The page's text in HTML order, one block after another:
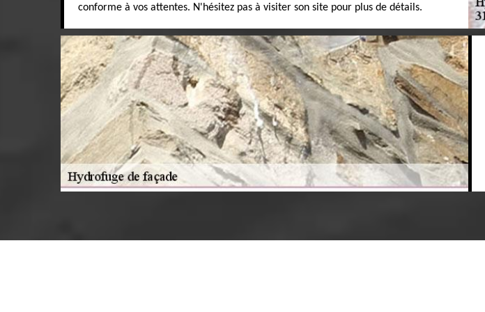
conforme à vos attentes. N'hésitez pas à visiter son site pour plus de détails.